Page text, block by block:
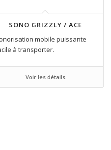
SONO GRIZZLY / ACE
mobile puissante
à transporter.
Voir les détails